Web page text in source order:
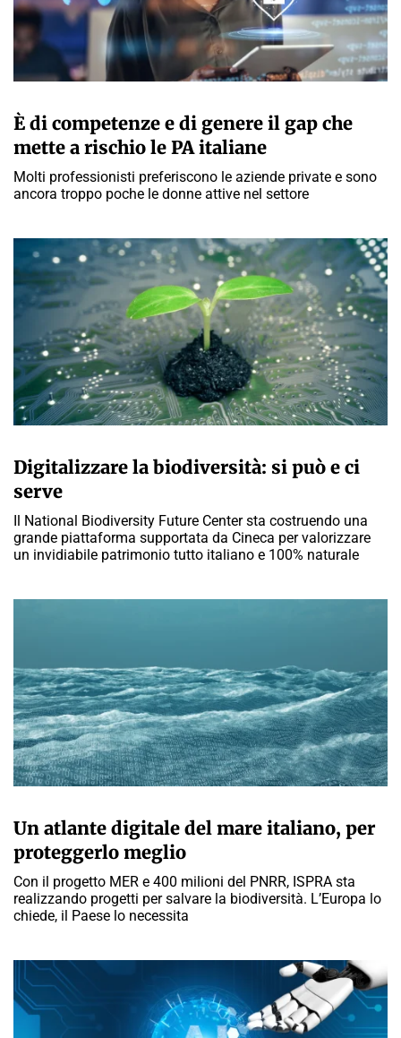
È di competenze e di genere il gap che
mette a rischio le PA italiane
Molti professionisti preferiscono le aziende private e sono
ancora troppo poche le donne attive nel settore
Digitalizzare la biodiversità: si può e ci
serve
Il National Biodiversity Future Center sta costruendo una
grande piattaforma supportata da Cineca per valorizzare
un invidiabile patrimonio tutto italiano e 100% naturale
Un atlante digitale del mare italiano, per
proteggerlo meglio
Con il progetto MER e 400 milioni del PNRR, ISPRA sta
realizzando progetti per salvare la biodiversità. L’Europa lo
chiede, il Paese lo necessita